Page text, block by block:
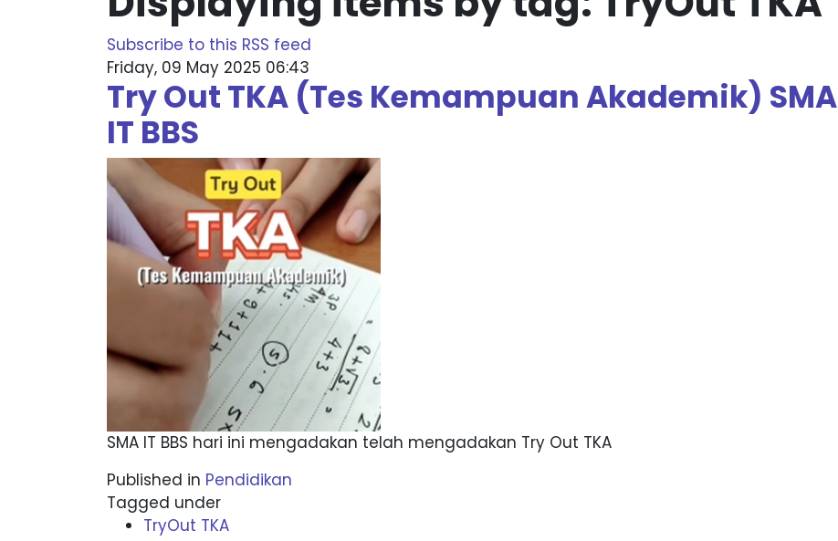
Subscribe to this RSS feed
Friday, 09 May 2025 06:43
Try Out TKA (Tes Kemampuan Akademik) SMA
IT BBS
SMA IT BBS hari ini mengadakan telah mengadakan Try Out TKA
Published in Pendidikan
Tagged under
TryOut TKA